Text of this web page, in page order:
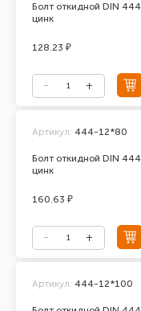
Болт откидной DIN
цинк
128.23 ₽
Болт откидной DIN
цинк
Артикул: 444-12*80
160.63 ₽
Артикул: 444-12*100